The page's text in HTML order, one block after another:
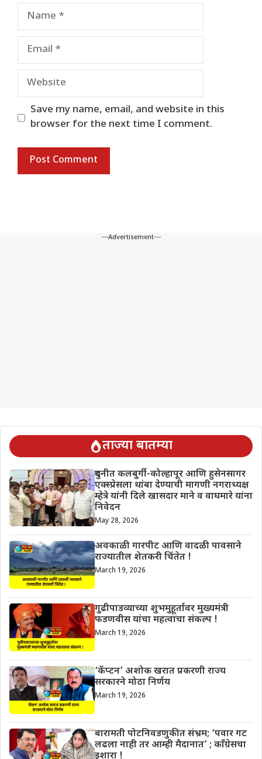
Name
Email
Website
Save my name, email, and website in this
browser for the next time I comment.
---Advertisement---
ताज्या बातम्या
दुधनीत कलबुर्गी-कोल्हापूर आणि हुसेनसागर
एक्स्प्रेसला थांबा देण्याची मागणी नगराध्यक्ष
म्हेत्रे यांनी दिले खासदार माने व वाघमारे यांना
निवेदन
May 28, 2026
अवकाळी गारपीट आणि वादळी पावसाने
राज्यातील शेतकरी चिंतेत !
March 19, 2026
गुढीपाडव्याच्या शुभमुहूर्तावर मुख्यमंत्री
फडणवीस यांचा महत्वाचा संकल्प !
March 19, 2026
‘कॅप्टन’ अशोक खरात प्रकरणी राज्य
सरकारने मोठा निर्णय
March 19, 2026
बारामती पोटनिवडणुकीत संभ्रम; ‘पवार गट
लढला नाही तर आम्ही मैदानात’ ; काँग्रेसचा
इशारा !